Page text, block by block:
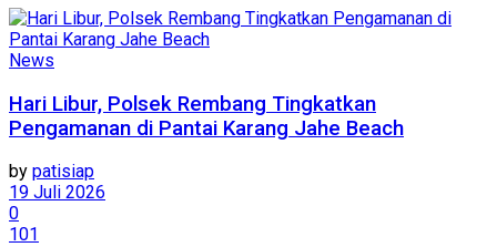
News
Hari Libur, Polsek Rembang Tingkatkan
Pengamanan di Pantai Karang Jahe Beach
by patisiap
19 Juli 2026
0
101